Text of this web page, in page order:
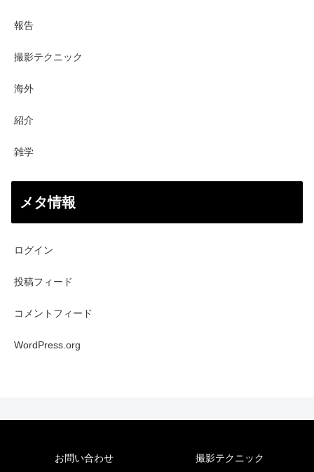
報告
撮影テクニック
海外
紹介
雑学
メタ情報
ログイン
投稿フィード
コメントフィード
WordPress.org
お問い合わせ 撮影テクニック